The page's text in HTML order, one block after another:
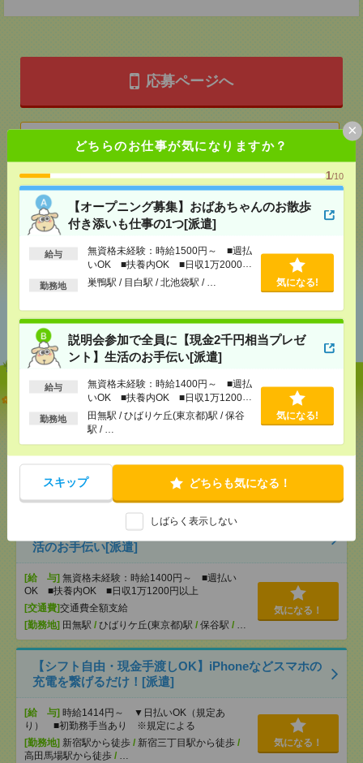
どちらのお仕事が気になりますか？
1/10
【オープニング募集】おばあちゃんのお散歩
付き添いも仕事の1つ[派遣]
給与
無資格未経験：時給1500円～ ■週払
いOK ■扶養内OK ■日収1万2000円
以上
勤務地 巣鴨駅 / 目白駅 / 北池袋駅 / … 気になる!
説明会参加で全員に【現金2千円相当プレゼ
ント】生活のお手伝い[派遣]
給与
無資格未経験：時給1400円～ ■週払
いOK ■扶養内OK ■日収1万1200円
以上
勤務地
田無駅 / ひばりケ丘(東京都)駅 / 保谷
駅 / …
気になる!
スキップ どちらも気になる！
しばらく表示しない
×
応募ページへ
気になる！
メールで送る LINEで送る
シェア ツイート
あなたの閲覧履歴からの
おすすめ
【オープニング募集】おばあちゃんのお散歩付き添
いも仕事の1つ[派遣]
[給 与]無資格未経験：時給1500円～ ■週払い
OK ■扶養内OK ■日収1万2000円以上
交通費全額支給
[勤務地] 巣鴨駅 北池袋駅/ …
気になる！
説明会参加で全員に【現金2千円相当プレゼント】生
活のお手伝い[派遣]
[給 与] 無資格未経験：時給1400円～ ■週払い
OK ■扶養内OK ■日収1万1200円以上
[交通費]交通費全額支給
[勤務地] 田無駅 / ひばりケ丘(東京都)駅 / 保谷駅 / …
気になる！
【シフト自由・現金手渡しOK】iPhoneなどスマホの
充電を繋げるだけ！[派遣]
[給 与] 時給1414円～ ▼日払いOK（規定あ
り） ■初勤務手当あり ※規定による
[勤務地] 新宿駅から徒歩 / 新宿三丁目駅から徒歩 /
高田馬場駅から徒歩 / …
気になる！